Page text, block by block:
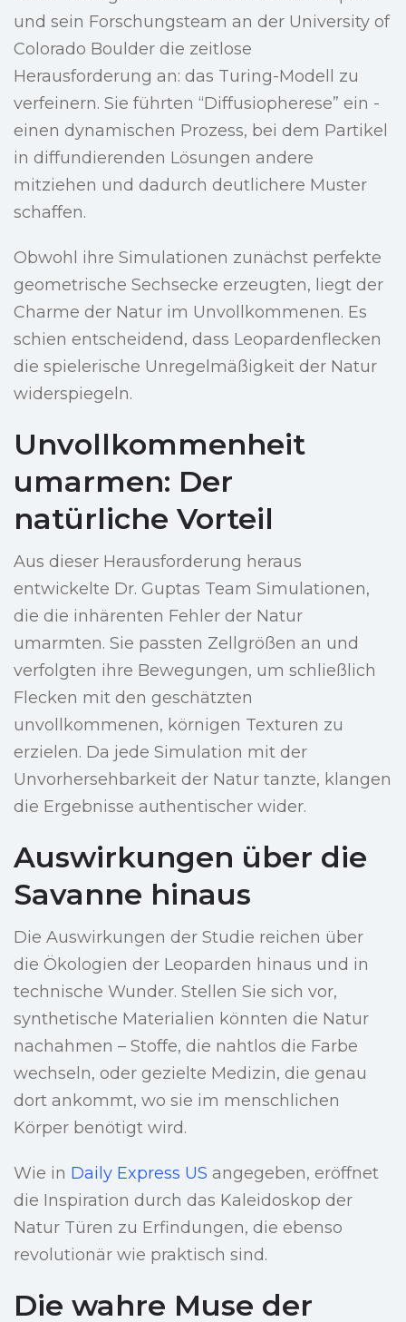
und sein Forschungsteam an der University of
Colorado Boulder die zeitlose
Herausforderung an: das Turing-Modell zu
verfeinern. Sie führten “Diffusiopherese” ein -
einen dynamischen Prozess, bei dem Partikel
in diffundierenden Lösungen andere
mitziehen und dadurch deutlichere Muster
schaffen.
Obwohl ihre Simulationen zunächst perfekte
geometrische Sechsecke erzeugten, liegt der
Charme der Natur im Unvollkommenen. Es
schien entscheidend, dass Leopardenflecken
die spielerische Unregelmäßigkeit der Natur
widerspiegeln.
Unvollkommenheit
umarmen: Der
natürliche Vorteil
Aus dieser Herausforderung heraus
entwickelte Dr. Guptas Team Simulationen,
die die inhärenten Fehler der Natur
umarmten. Sie passten Zellgrößen an und
verfolgten ihre Bewegungen, um schließlich
Flecken mit den geschätzten
unvollkommenen, körnigen Texturen zu
erzielen. Da jede Simulation mit der
Unvorhersehbarkeit der Natur tanzte, klangen
die Ergebnisse authentischer wider.
Auswirkungen über die
Savanne hinaus
Die Auswirkungen der Studie reichen über
die Ökologien der Leoparden hinaus und in
technische Wunder. Stellen Sie sich vor,
synthetische Materialien könnten die Natur
nachahmen – Stoffe, die nahtlos die Farbe
wechseln, oder gezielte Medizin, die genau
dort ankommt, wo sie im menschlichen
Körper benötigt wird.
Wie in Daily Express US angegeben, eröffnet
die Inspiration durch das Kaleidoskop der
Natur Türen zu Erfindungen, die ebenso
revolutionär wie praktisch sind.
Die wahre Muse der